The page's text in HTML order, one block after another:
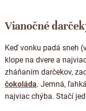
Vianočné
Keď vonku padá sneh
klope na dvere a
zháňaním darčekov,
čokoláda. Jemná,
najviac chýba. Stačí